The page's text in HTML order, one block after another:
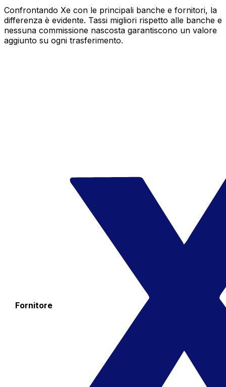
Confrontando Xe con le principali banche e fornitori, la
differenza è evidente. Tassi migliori rispetto alle banche e
nessuna commissione nascosta garantiscono un valore
aggiunto su ogni trasferimento.
Fornitore